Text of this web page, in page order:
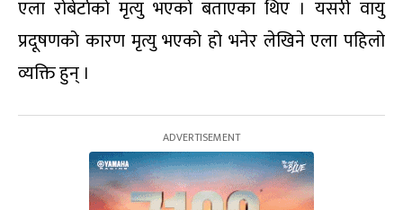
एला रोबेर्टाको मृत्यु भएको बताएका थिए । यसरी वायु
प्रदूषणको कारण मृत्यु भएको हो भनेर लेखिने एला पहिलो
व्यक्ति हुन् ।